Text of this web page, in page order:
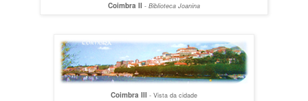
Coimbra II - Biblioteca Joanina
Coimbra III - Vista da cidade